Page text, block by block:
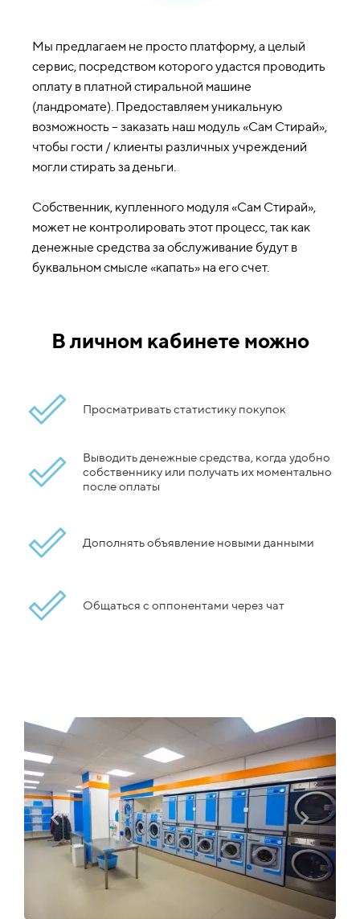
Мы предлагаем не просто платформу, а целый
сервис, посредством которого удастся проводить
оплату в платной стиральной машине
(ландромате). Предоставляем уникальную
возможность – заказать наш модуль «Сам Стирай»,
чтобы гости / клиенты различных учреждений
могли стирать за деньги.
Собственник, купленного модуля «Сам Стирай»,
может не контролировать этот процесс, так как
денежные средства за обслуживание будут в
буквальном смысле «капать» на его счет.
В личном кабинете можно
Просматривать статистику покупок
Выводить денежные средства, когда удобно
собственнику или получать их моментально
после оплаты
Дополнять объявление новыми данными
Общаться с оппонентами через чат